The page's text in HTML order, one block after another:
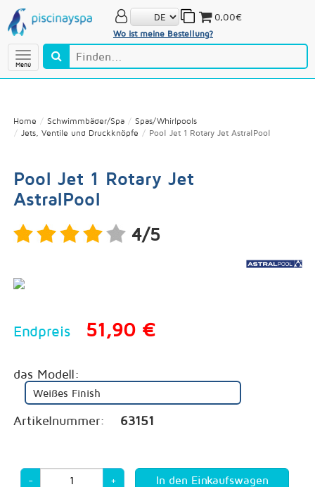
Menú
Wo ist meine Bestellung?
0,00€
Home Schwimmbäder/Spa
Spas/Whirlpools
Jets, Ventile und Druckknöpfe
Pool Jet 1 Rotary Jet AstralPool
Pool Jet 1 Rotary Jet
AstralPool
4/5
Endpreis 51,90 €
das Modell:
Weißes Finish
Artikelnummer: 63151
- +